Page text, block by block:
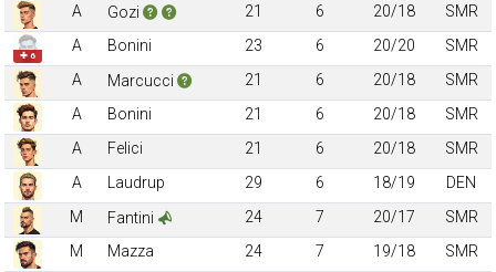
A
Gozi 21 6 20/18 SMR
✚ 6
A Bonini 23 6 20/20
SMR
A
Marcucci 21 6 20/18
SMR
A
Bonini 21 6 20/18
SMR
A
Felici 21 6 20/18
SMR
A
Laudrup 29 6 18/19
DEN
M
Fantini 24 7 20/17
SMR
M
Mazza 24 7 19/18
SMR